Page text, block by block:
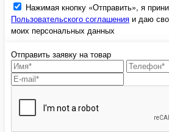
Нажимая кнопку «Отправить», я
Пользовательского соглашения и даю
моих персональных данных
Отправить заявку на товар